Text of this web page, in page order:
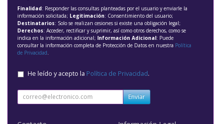
Finalidad: Responder las consultas planteadas por el usuario y enviarle la
información solicitada; Legitimación: Consentimiento del usuario;
Destinatarios: Solo se realizan cesiones si existe una obligación legal;
Derechos: Acceder, rectificar y suprimir, así como otros derechos, como se
indica en la información adicional; Información Adicional: Puede
consultar la información completa de Protección de Datos en nuestra Política
de Privacidad
He leído y acepto la Política de Privacidad.
Enviar